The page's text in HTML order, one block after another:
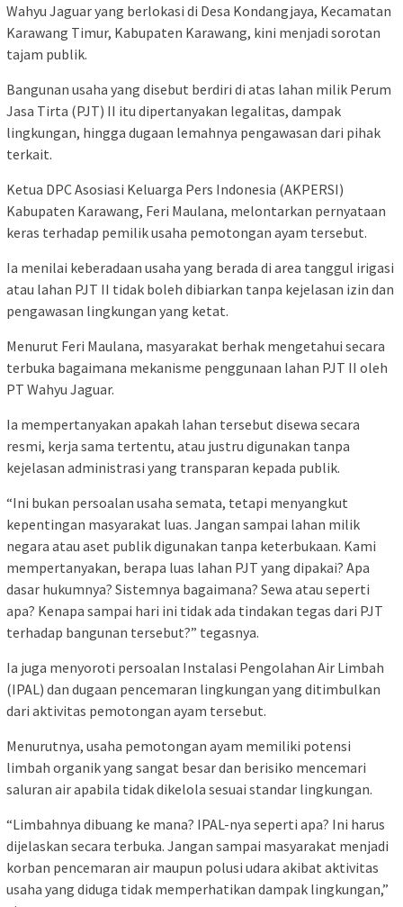
Wahyu Jaguar yang berlokasi di Desa Kondangjaya, Kecamatan
Karawang Timur, Kabupaten Karawang, kini menjadi sorotan
tajam publik.
Bangunan usaha yang disebut berdiri di atas lahan milik Perum
Jasa Tirta (PJT) II itu dipertanyakan legalitas, dampak
lingkungan, hingga dugaan lemahnya pengawasan dari pihak
terkait.
Ketua DPC Asosiasi Keluarga Pers Indonesia (AKPERSI)
Kabupaten Karawang, Feri Maulana, melontarkan pernyataan
keras terhadap pemilik usaha pemotongan ayam tersebut.
Ia menilai keberadaan usaha yang berada di area tanggul irigasi
atau lahan PJT II tidak boleh dibiarkan tanpa kejelasan izin dan
pengawasan lingkungan yang ketat.
Menurut Feri Maulana, masyarakat berhak mengetahui secara
terbuka bagaimana mekanisme penggunaan lahan PJT II oleh
PT Wahyu Jaguar.
Ia mempertanyakan apakah lahan tersebut disewa secara
resmi, kerja sama tertentu, atau justru digunakan tanpa
kejelasan administrasi yang transparan kepada publik.
“Ini bukan persoalan usaha semata, tetapi menyangkut
kepentingan masyarakat luas. Jangan sampai lahan milik
negara atau aset publik digunakan tanpa keterbukaan. Kami
mempertanyakan, berapa luas lahan PJT yang dipakai? Apa
dasar hukumnya? Sistemnya bagaimana? Sewa atau seperti
apa? Kenapa sampai hari ini tidak ada tindakan tegas dari PJT
terhadap bangunan tersebut?” tegasnya.
Ia juga menyoroti persoalan Instalasi Pengolahan Air Limbah
(IPAL) dan dugaan pencemaran lingkungan yang ditimbulkan
dari aktivitas pemotongan ayam tersebut.
Menurutnya, usaha pemotongan ayam memiliki potensi
limbah organik yang sangat besar dan berisiko mencemari
saluran air apabila tidak dikelola sesuai standar lingkungan.
“Limbahnya dibuang ke mana? IPAL-nya seperti apa? Ini harus
dijelaskan secara terbuka. Jangan sampai masyarakat menjadi
korban pencemaran air maupun polusi udara akibat aktivitas
usaha yang diduga tidak memperhatikan dampak lingkungan,”